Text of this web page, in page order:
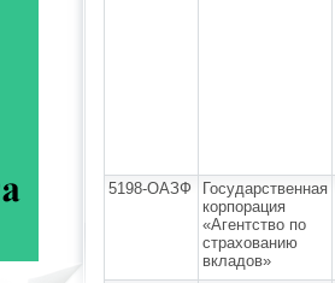
5198-ОАЗФ
Государственная
корпорация
«Агентство по
страхованию
вкладов»